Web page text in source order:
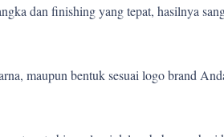
dan finishing yang tepat, hasilnya
maupun bentuk sesuai logo brand